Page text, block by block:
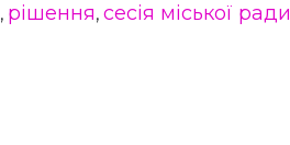
, рішення, сесія міської ради